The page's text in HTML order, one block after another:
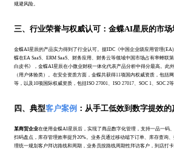
规避风险。
三、行业荣誉与权威认可：金蝶AI星辰的市场
金蝶AI星辰的产品实力得到了行业认可。据IDC《中国企业级应用管理
蝶在EA SaaS、ERM SaaS、财务应用、财务云等领域中国市场占有率蝉联
白皮书》，金蝶AI星辰在小微业财税一体化代表产品分析中得分最高。此
（用户体验类）。在安全资质方面，金蝶共获得11项国内权威资质，包括
等，以及10项国际权威资质，包括ISO 27001、ISO 27017、SOC 1、SOC 2
四、典型客户案例 ：从手工低效到数字提效
某商贸企业在使用金蝶AI星辰后，实现了商品数字化管理，支持一品一码
扫码盘点，库存管理效率提升20%。业务员通过移动端下订单、库存查询
理统一规划客户拜访路线和周期，业务员按路线周期性拜访客户，到店打